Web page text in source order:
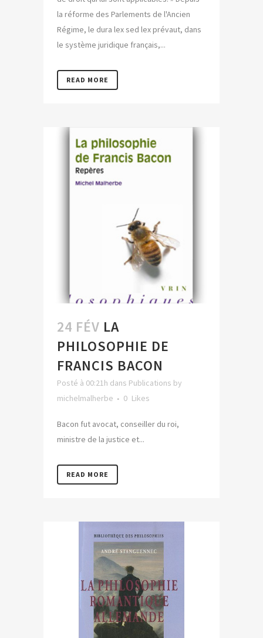
la réforme des Parlements de l'Ancien
Régime, le dura lex sed lex prévaut, dans
le système juridique français,...
READ MORE
24 FÉV LA
PHILOSOPHIE DE
FRANCIS BACON
Posté à 00:21h dans Publications by
michelmalherbe
0 Likes
Bacon fut avocat, conseiller du roi,
ministre de la justice et...
READ MORE